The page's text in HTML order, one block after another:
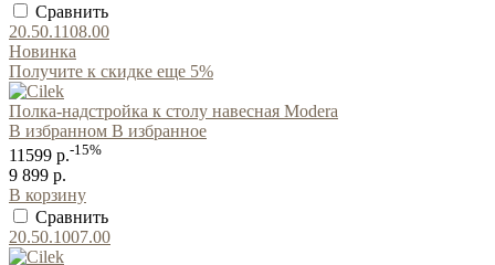
Сравнить
20.50.1108.00
Новинка
Получите к скидке еще 5%
Полка-надстройка к столу навесная Modera
В избранном В избранное
11599 р.-15%
9 899 р.
В корзину
Сравнить
20.50.1007.00